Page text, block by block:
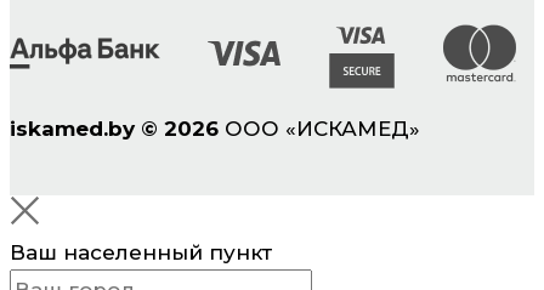
iskamed.by © 2026 ООО «ИСКАМЕД»
Ваш населенный пункт